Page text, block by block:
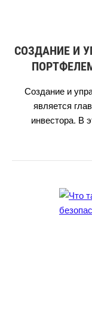
СОЗДАНИЕ И
Создание и
является
инвестора. В